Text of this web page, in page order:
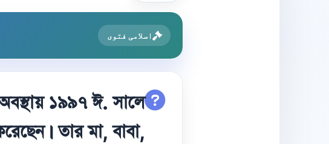
اسلامی فتوی
১৯৯৭ ঈ. সালে
তার মা, বাবা,